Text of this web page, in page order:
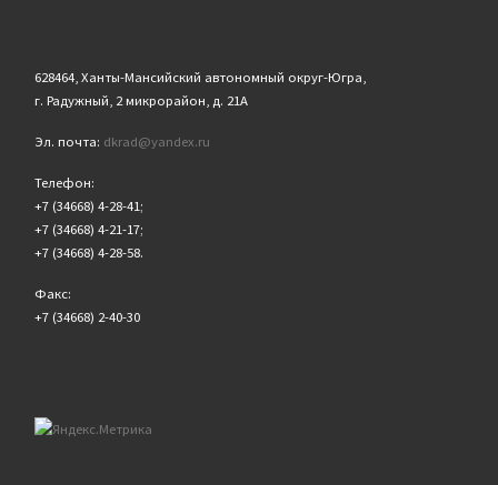
628464, Ханты-Мансийский автономный округ-Югра,
г. Радужный, 2 микрорайон, д. 21А
Эл. почта: dkrad@yandex.ru
Телефон:
+7 (34668) 4-28-41;
+7 (34668) 4-21-17;
+7 (34668) 4-28-58.
Факс:
+7 (34668) 2-40-30